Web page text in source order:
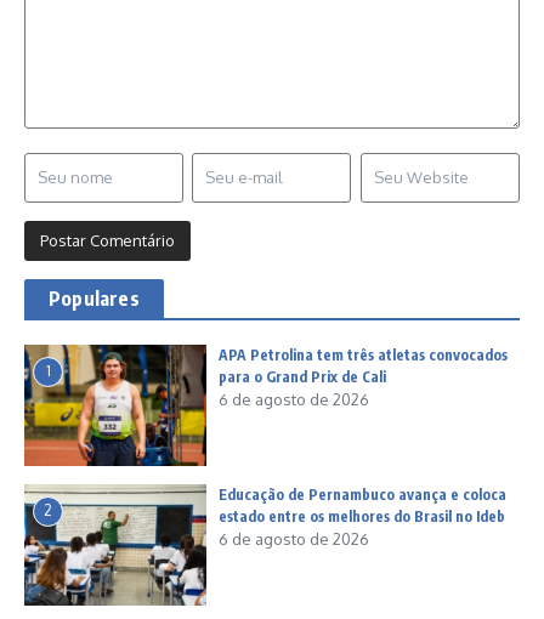
Populares
1
APA Petrolina tem três atletas convocados
para o Grand Prix de Cali
6 de agosto de 2026
2
Educação de Pernambuco avança e coloca
estado entre os melhores do Brasil no Ideb
6 de agosto de 2026